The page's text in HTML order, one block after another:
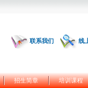
联系我们 线
招生简章 培训课程